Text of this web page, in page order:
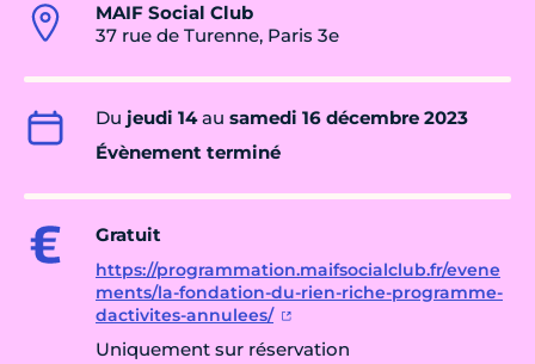
MAIF Social Club
37 rue de Turenne, Paris 3e
Du jeudi 14au samedi 16 décembre 2023
Évènement terminé
Gratuit
https://programmation.maifsocialclub.fr/evene
ments/la-fondation-du-rien-riche-programme-
dactivites-annulees/
Uniquement sur réservation